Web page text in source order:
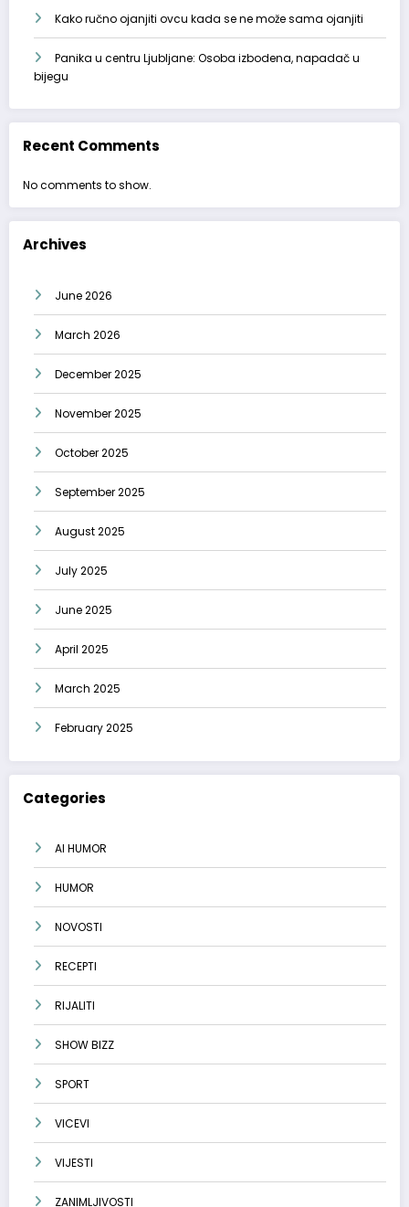
Kako ručno ojanjiti ovcu kada se ne može sama ojanjiti
Panika u centru Ljubljane: Osoba izbodena, napadač u
bijegu
Recent Comments
No comments to show.
Archives
June 2026
March 2026
December 2025
November 2025
October 2025
September 2025
August 2025
July 2025
June 2025
April 2025
March 2025
February 2025
Categories
AI HUMOR
HUMOR
NOVOSTI
RECEPTI
RIJALITI
SHOW BIZZ
SPORT
VICEVI
VIJESTI
ZANIMLJIVOSTI